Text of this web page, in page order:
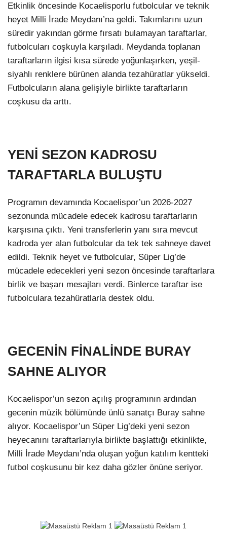
Etkinlik öncesinde Kocaelisporlu futbolcular ve teknik
heyet Milli İrade Meydanı’na geldi. Takımlarını uzun
süredir yakından görme fırsatı bulamayan taraftarlar,
futbolcuları coşkuyla karşıladı. Meydanda toplanan
taraftarların ilgisi kısa sürede yoğunlaşırken, yeşil-
siyahlı renklere bürünen alanda tezahüratlar yükseldi.
Futbolcuların alana gelişiyle birlikte taraftarların
coşkusu da arttı.
YENİ SEZON KADROSU
TARAFTARLA BULUŞTU
Programın devamında Kocaelispor’un 2026-2027
sezonunda mücadele edecek kadrosu taraftarların
karşısına çıktı. Yeni transferlerin yanı sıra mevcut
kadroda yer alan futbolcular da tek tek sahneye davet
edildi. Teknik heyet ve futbolcular, Süper Lig’de
mücadele edecekleri yeni sezon öncesinde taraftarlara
birlik ve başarı mesajları verdi. Binlerce taraftar ise
futbolculara tezahüratlarla destek oldu.
GECENİN FİNALİNDE BURAY
SAHNE ALIYOR
Kocaelispor’un sezon açılış programının ardından
gecenin müzik bölümünde ünlü sanatçı Buray sahne
alıyor. Kocaelispor’un Süper Lig’deki yeni sezon
heyecanını taraftarlarıyla birlikte başlattığı etkinlikte,
Milli İrade Meydanı’nda oluşan yoğun katılım kentteki
futbol coşkusunu bir kez daha gözler önüne seriyor.